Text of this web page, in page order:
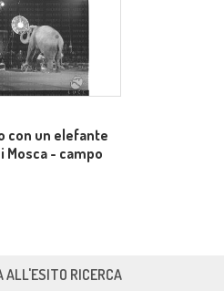
con un elefante
Mosca - campo
ALL'ESITO RICERCA